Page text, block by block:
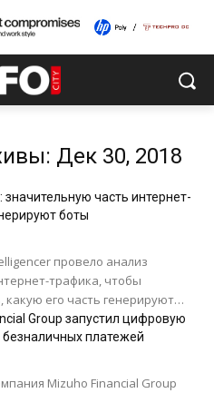
Дек 30, 2018
значительную часть интернет-
боты
провело анализ
трафика, чтобы
какую его часть генерируют
исследованиям, на которые
человек генерирует
Group запустил цифровую
платежей
Mizuho Financial Group